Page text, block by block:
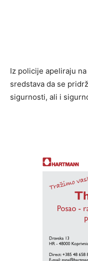
Iz policije apeliraju
sredstava da se
sigurnosti, ali i